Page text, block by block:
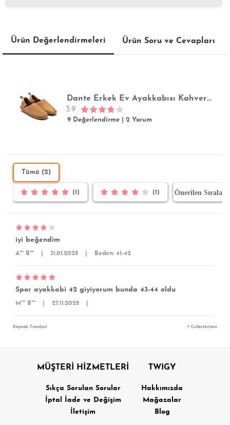
Ürün Değerlendirmeleri Ürün Soru ve Cevapları
Dante Erkek Ev Ayakkabısı Kahverengi 41/46
3.9
9 Değerlendirme 2 Yorum
Tümü (2)
(1) (1)
iyi beğendim
A** B** 31.01.2025 Beden: 41-42
Spor ayakkabi 42 giyiyorum bunda 43-44 oldu
M** B** 27.11.2025
Kaynak: Trendyol ⚡ CollectAction
MÜŞTERİ HİZMETLERİ
Sıkça Sorulan Sorular
İptal İade ve Değişim
İletişim
TWIGY
Hakkımızda
Mağazalar
Blog